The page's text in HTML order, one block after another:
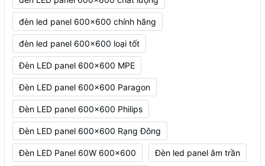
đèn led panel 600x600 chính hãng
đèn led panel 600x600 loại tốt
Đèn LED panel 600x600 MPE
Đèn LED panel 600x600 Paragon
Đèn LED panel 600x600 Philips
Đèn LED panel 600x600 Rạng Đông
Đèn LED Panel 60W 600x600 Đèn led panel âm trần